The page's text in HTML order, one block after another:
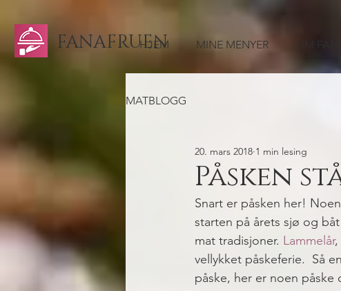
FANAFRUEN
HJEM MINE MENYER OM
MATBLOGG
Påsken
20. mars 2018 1 min lesing
Snart er påsken her!
starten på årets sjø og
mat tradisjoner. Lammelår,
vellykket påskeferie.  Så
påske, her er noen